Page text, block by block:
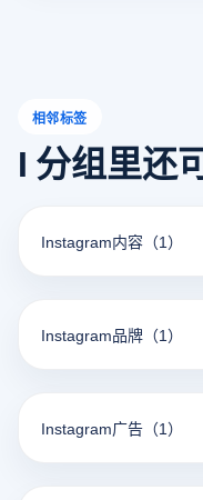
相邻标签
I 分组里还
Instagram内容 （1）
Instagram品牌 （1）
Instagram广告 （1）